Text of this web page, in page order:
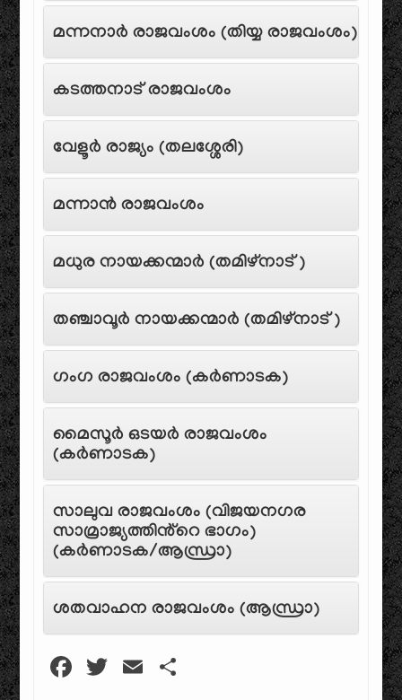
മന്നനാർ രാജവംശം (തിയ്യ രാജവംശം)
കടത്തനാട് രാജവംശം
വേളൂർ രാജ്യം (തലശ്ശേരി)
മന്നാൻ രാജവംശം
മധുര നായക്കന്മാർ (തമിഴ്‌നാട്)
തഞ്ചാവൂർ നായക്കന്മാർ (തമിഴ്‌നാട്)
ഗംഗ രാജവംശം (കർണാടക)
മൈസൂർ ഒടയർ രാജവംശം
(കർണാടക)
സാലുവ രാജവംശം (വിജയനഗര
സാമ്രാജ്യത്തിൻ്റെ ഭാഗം)
(കർണാടക/ആന്ധ്രാ)
ശതവാഹന രാജവംശം (ആന്ധ്രാ)
Facebook
Twitter
Email